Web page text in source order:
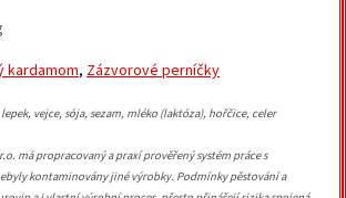
kardamom, Zázvorové perníčky
vejce, sója, sezam, mléko (laktóza), hořčice, celer
má propracovaný a praxí prověřený systém práce s
kontaminovány jiné výrobky. Podmínky pěstování a